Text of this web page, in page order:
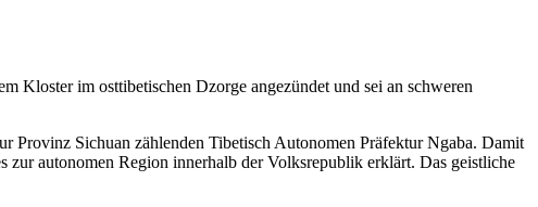
Kloster im osttibetischen Dzorge angezündet und sei an schweren
Provinz Sichuan zählenden Tibetisch Autonomen Präfektur Ngaba. Damit
zur autonomen Region innerhalb der Volksrepublik erklärt. Das geistliche